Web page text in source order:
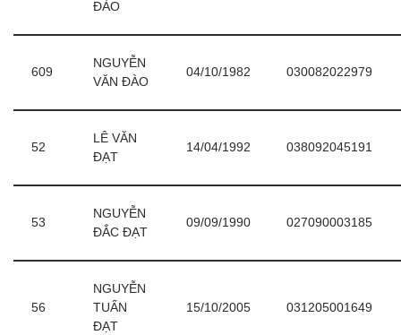
ĐÀO
609
NGUYỄN
VĂN ĐÀO
04/10/1982 030082022979
52
LÊ VĂN
ĐẠT
14/04/1992 038092045191
53
NGUYỄN
ĐẮC ĐẠT
09/09/1990 027090003185
56
NGUYỄN
TUẤN
ĐẠT
15/10/2005 031205001649